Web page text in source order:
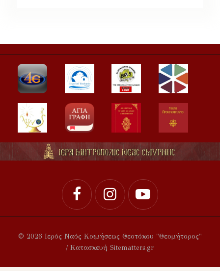
© 2026 Ιερός Ναός Κοιμήσεως Θεοτόκου "Θεομήτορος"
/ Κατασκευή Sitematters.gr